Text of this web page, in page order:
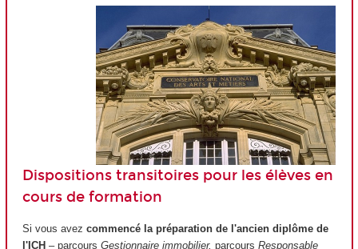
Dispositions transitoires pour les élèves en
cours de formation
Si vous avez commencé la préparation de l'ancien diplôme de
l'ICH – parcours Gestionnaire immobilier, parcours Responsable